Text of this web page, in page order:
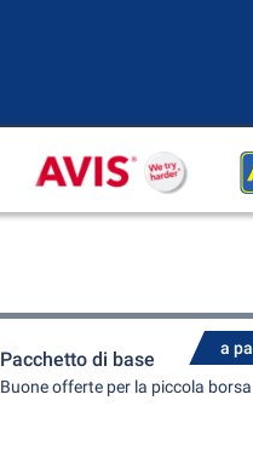
a
Pacchetto di base
Buone offerte per la piccola borsa